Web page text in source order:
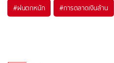
#ฝนตกหนัก #การตลาดเงินล้าน